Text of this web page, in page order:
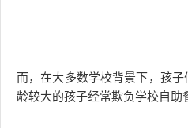
而，在大多数学校背景下，孩
龄较大的孩子经常欺负学校自助